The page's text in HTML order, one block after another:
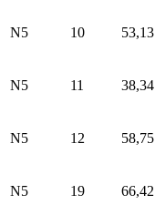
N5 10 53,13
N5 11 38,34
N5 12 58,75
N5 19 66,42